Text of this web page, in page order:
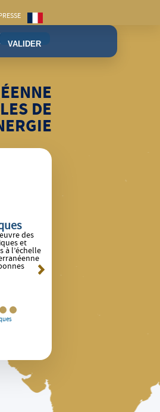
VALIDER
DE
des
et
à l’échelle
méditerranéenne